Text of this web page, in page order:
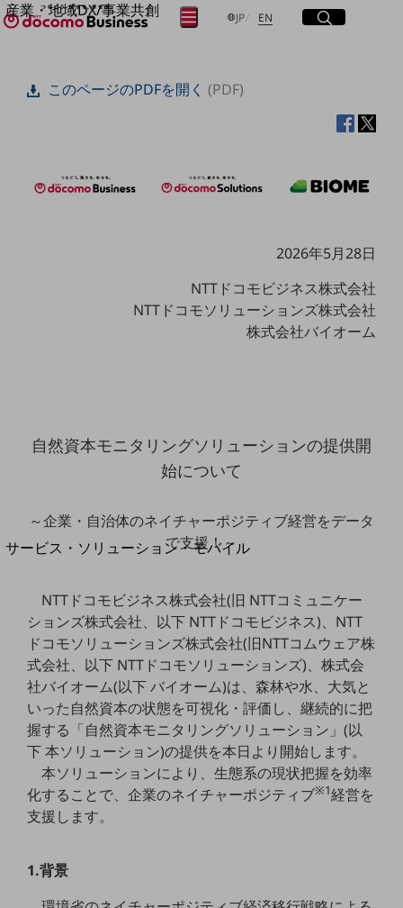
産業・地域DX/事業共創
OPEN HUB for Plural Futures
OPEN HUB for Plural Futuresとは
Smart World
LGPF(Local Government Platform)
サービス・ソリューション・モバイル
DXに関する課題を解決する
サービス・ソリューションをご紹介
カテゴリーで探す
カテゴリーで探すTOP
ネットワーク・モバイル
クラウド・データセンター
電話・映像コミュニケーション
セキュリティ
JP日本語
EN Englishサイト内検索
開く
メニュー
開く
フリーワードを入力して探す
フリーワードでNTTドコモビジネスの
検索する
このページのPDFを開く(PDF)
2026年5月28日
NTTドコモビジネス株式会社
NTTドコモソリューションズ株式会社
株式会社バイオーム
自然資本モニタリングソリューションの提供開
始について
～企業・自治体のネイチャーポジティブ経営をデータ
で支援！～
NTTドコモビジネス株式会社(旧 NTTコミュニケー
ションズ株式会社、以下 NTTドコモビジネス)、NTT
ドコモソリューションズ株式会社(旧NTTコムウェア株
式会社、以下 NTTドコモソリューションズ)、株式会
社バイオーム(以下 バイオーム)は、森林や水、大気と
いった自然資本の状態を可視化・評価し、継続的に把
握する「自然資本モニタリングソリューション」(以
下 本ソリューション)の提供を本日より開始します。
本ソリューションにより、生態系の現状把握を効率
化することで、企業のネイチャーポジティブ※1経営を
支援します。
1.背景